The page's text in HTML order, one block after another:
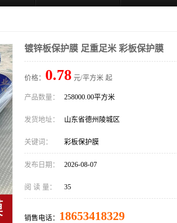
镀锌板保护膜 足重足米 彩板保护膜
价格： 0.78 元/平方米 起
产品数量： 258000.00平方米
发货地址： 山东省德州陵城区
关键词： 彩板保护膜
发布日期： 2026-08-07
阅 读 量： 35
销售电话： 18653418329